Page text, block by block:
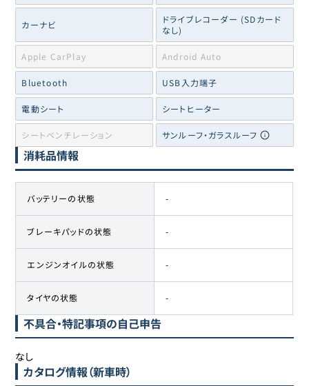
カーナビ
ドライブレコーダー (SDカード
なし)
Apple CarPlay Android Auto
Bluetooth USB入力端子
電動シート シートヒーター
シートベンチレーション サンルーフ・ガラスルーフ
消耗品情報
バッテリーの状態 -
ブレーキパッドの状態 -
エンジンオイルの状態 -
タイヤの状態 -
不具合・特記事項の自己申告
なし
カタログ情報（新車時）